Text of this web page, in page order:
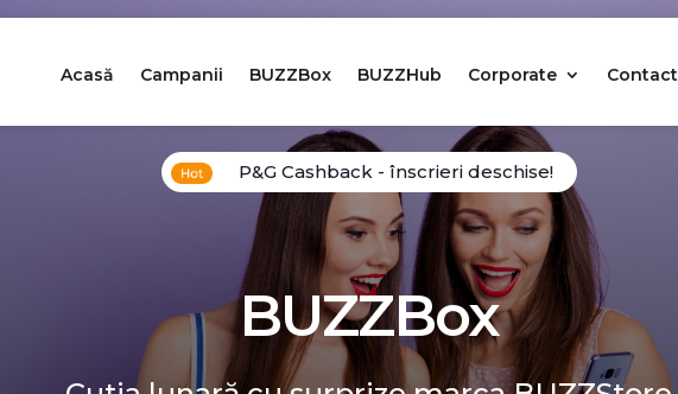
Acasă Campanii BUZZBox BUZZHub Corporate Contact
P&G Cashback - înscrieri deschise!
BUZZBox